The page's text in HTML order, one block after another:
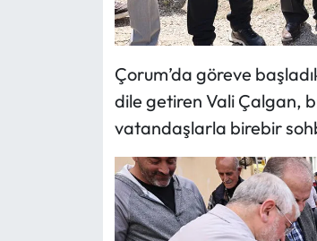
Çorum’da göreve
dile getiren Vali Çalgan,
vatandaşlarla birebir